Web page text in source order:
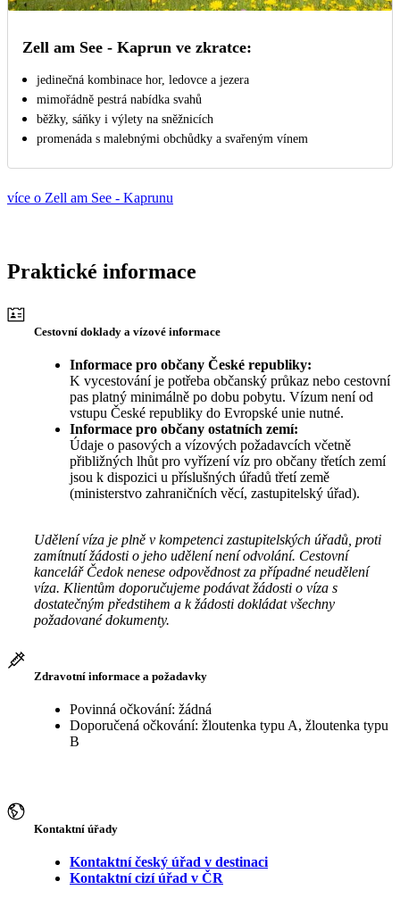
Zell am See - Kaprun ve zkratce:
jedinečná kombinace hor, ledovce a jezera
mimořádně pestrá nabídka svahů
běžky, sáňky i výlety na sněžnicích
promenáda s malebnými obchůdky a svařeným vínem
více o Zell am See - Kaprunu
Praktické informace
Cestovní doklady a vízové informace
Informace pro občany České republiky:
K vycestování je potřeba občanský průkaz nebo cestovní
pas platný minimálně po dobu pobytu. Vízum není od
vstupu České republiky do Evropské unie nutné.
Informace pro občany ostatních zemí:
Údaje o pasových a vízových požadavcích včetně
přibližných lhůt pro vyřízení víz pro občany třetích zemí
jsou k dispozici u příslušných úřadů třetí země
(ministerstvo zahraničních věcí, zastupitelský úřad).
Udělení víza je plně v kompetenci zastupitelských úřadů, proti
zamítnutí žádosti o jeho udělení není odvolání. Cestovní
kancelář Čedok nenese odpovědnost za případné neudělení
víza. Klientům doporučujeme podávat žádosti o víza s
dostatečným předstihem a k žádosti dokládat všechny
požadované dokumenty.
Zdravotní informace a požadavky
Povinná očkování: žádná
Doporučená očkování: žloutenka typu A, žloutenka typu
B
Kontaktní úřady
Kontaktní český úřad v destinaci
Kontaktní cizí úřad v ČR